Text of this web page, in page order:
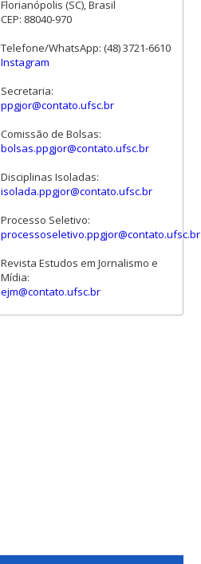
Florianópolis (SC), Brasil
CEP: 88040-970
Telefone/WhatsApp: (48) 3721-6610
Instagram
Secretaria:
ppgjor@contato.ufsc.br
Comissão de Bolsas:
bolsas.ppgjor@contato.ufsc.br
Disciplinas Isoladas:
isolada.ppgjor@contato.ufsc.br
Processo Seletivo:
processoseletivo.ppgjor@contato.ufsc.br
Revista Estudos em Jornalismo e
Mídia:
ejm@contato.ufsc.br